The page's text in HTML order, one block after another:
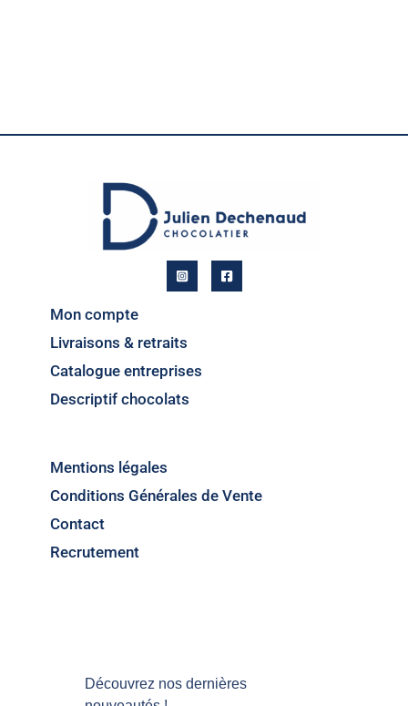
Mon compte
Livraisons & retraits
Catalogue entreprises
Descriptif chocolats
Mentions légales
Conditions Générales de Vente
Contact
Recrutement
Découvrez nos dernières